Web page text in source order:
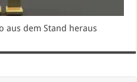
aus dem Stand heraus